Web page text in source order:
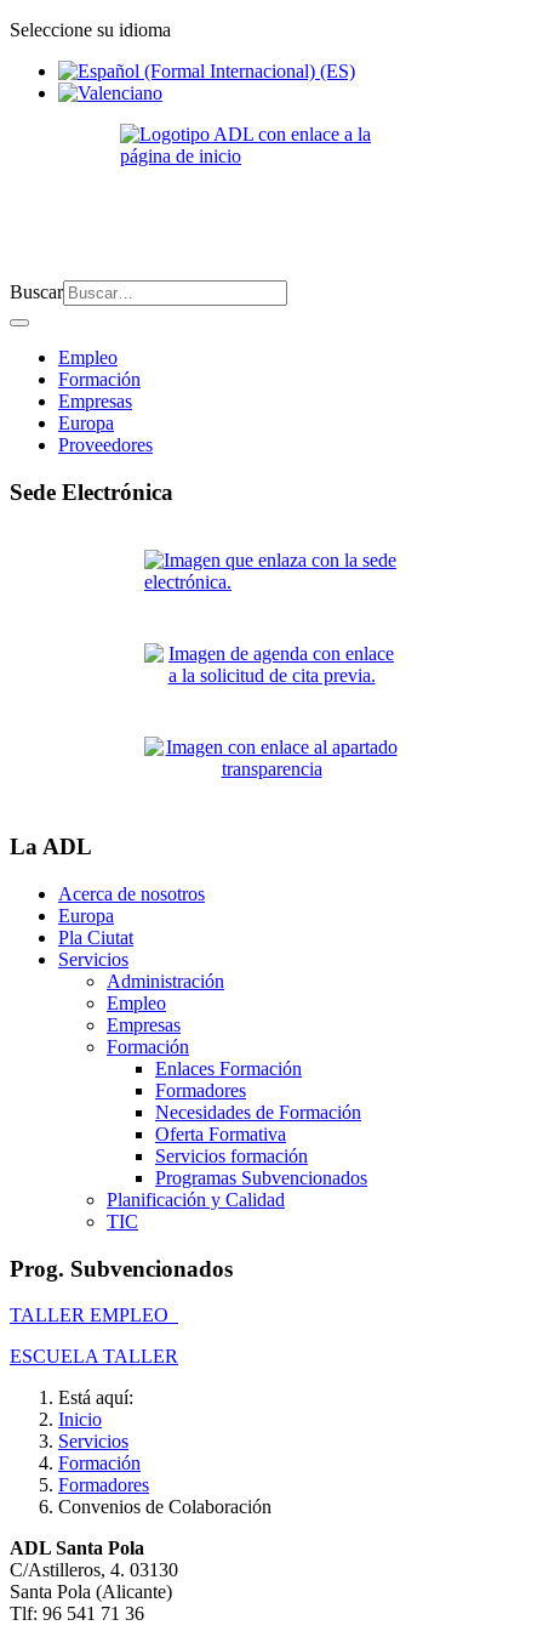
Seleccione su idioma
Buscar
Empleo
Formación
Empresas
Europa
Proveedores
Sede Electrónica
La ADL
Acerca de nosotros
Europa
Pla Ciutat
Servicios
Administración
Empleo
Empresas
Formación
Enlaces Formación
Formadores
Necesidades de Formación
Oferta Formativa
Servicios formación
Programas Subvencionados
Planificación y Calidad
TIC
Prog. Subvencionados
TALLER EMPLEO
ESCUELA TALLER
Está aquí:
Inicio
Servicios
Formación
Formadores
Convenios de Colaboración
ADL Santa Pola
C/Astilleros, 4. 03130
Santa Pola (Alicante)
Tlf: 96 541 71 36